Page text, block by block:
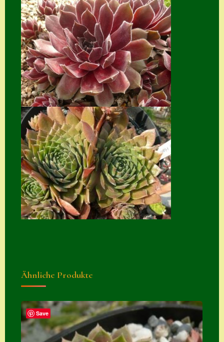
Hostas
Impressum
Kasse
Kontakt
Mein Konto
Naturformen
S. x nixonii
Semps die ich
suche
Semps von A – Z
Shop
Suche
Semps
Warenkorb
Warenkorb
Ähnliche Produkte
Save